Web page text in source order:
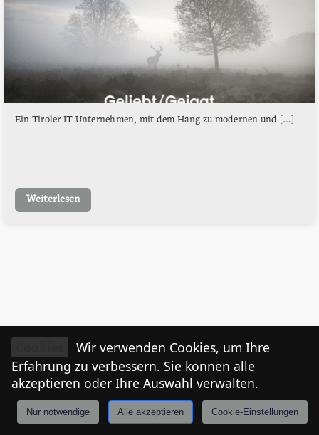
Ein Tiroler IT Unternehmen, mit dem Hang zu modernen und […]
Weiterlesen
Anmelden Tiroler
Wir verwenden Cookies, um Ihre
Erfahrung zu verbessern. Sie können alle
akzeptieren oder Ihre Auswahl verwalten.
Nur notwendige Alle akzeptieren Cookie-Einstellungen